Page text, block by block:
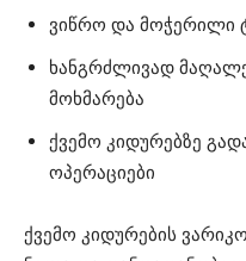
ვიწრო და მოჭერილი
ხანგრძლივად
მოხმარება
ქვემო კიდურებზე
ოპერაციები
ქვემო კიდურების